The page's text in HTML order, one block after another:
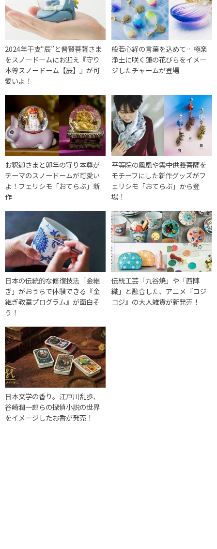
2024年干支“辰”と普賢菩薩さま
をスノードームにお迎え『守り
本尊スノードーム【辰】』が可
愛いよ！
般若心経の言葉を込めて…極楽
浄土に咲く蓮の花びらをイメー
ジしたチャームが登場
お釈迦さまと卯年の守り本尊が
テーマのスノードームが可愛い
よ！フェリシモ「おてらぶ」新
作
平等院の鳳凰や雲中供養菩薩を
モチーフにした新作グッズがフ
ェリシモ「おてらぶ」から登
場！
日本の伝統的な修復技法「金継
ぎ」がおうちで体験できる『金
継ぎ教室プログラム』が面白そ
う！
伝統工芸「九谷焼」や「西陣
織」と融合した、アニメ『コジ
コジ』の大人雑貨が新発売！
日本文学の香り。江戸川乱歩、
谷崎潤一郎らの探偵小説の世界
をイメージしたお香が発売！